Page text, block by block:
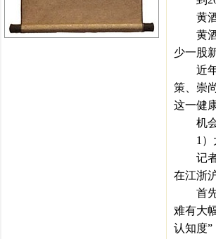
黄酒
黄酒
少一股
近年
策、崇
这一健
机会
1）
记者
在江浙
首先,
难有大
认知度